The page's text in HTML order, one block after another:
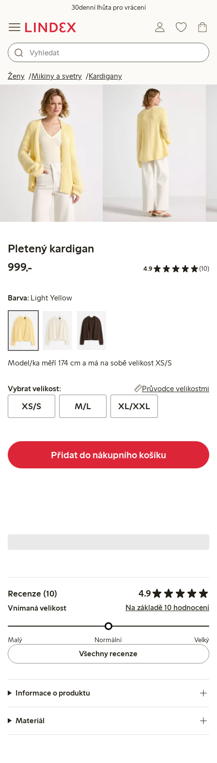
30denní lhůta pro vrácení
Ženy Mikiny a svetry Kardigany
Pletený kardigan
999,-999,00 Kč 4.9 (10)
Barva: Light Yellow
Model/ka měří 174 cm a má na sobě velikost XS/S
Vybrat velikost:
Vybrat velikost: Průvodce velikostmi
XS/S M/L XL/XXL
Přidat do nákupního košíku
Recenze (10) 4.9
Vnímaná velikost Na základě 10 hodnocení
Malý Normální Velký
Všechny recenze
Informace o produktu
Materiál